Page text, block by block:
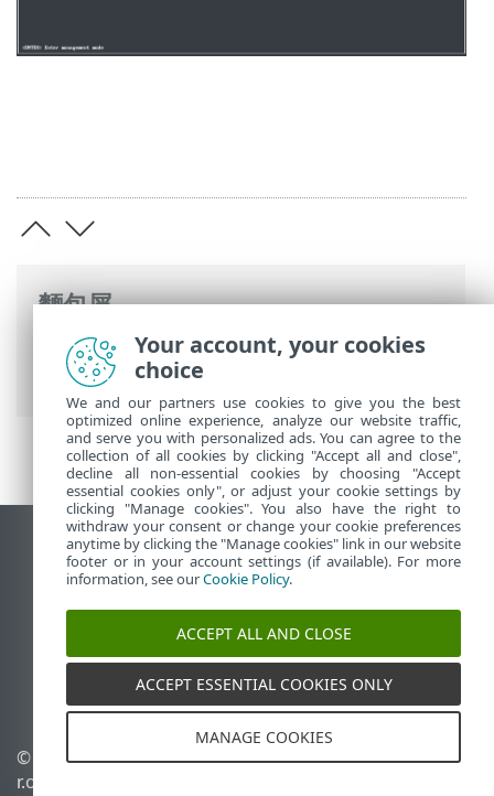
麵包屑
ESET 線上說明>ESET PROTECT On-Prem
部署 ESET PROTECT 虛擬設備
檢視桌面網站
End of Life
ESET 知識庫
ESET Status Portal
地區設定
© 1992 - 2026 ESET, spol. s
r.o. - 保留所有權利。
管理 Cookie
Your account, your cookies
choice
We and our partners use cookies to give you the best
optimized online experience, analyze our website traffic,
and serve you with personalized ads. You can agree to the
collection of all cookies by clicking "Accept all and close",
decline all non-essential cookies by choosing "Accept
essential cookies only", or adjust your cookie settings by
clicking "Manage cookies". You also have the right to
withdraw your consent or change your cookie preferences
anytime by clicking the "Manage cookies" link in our website
footer or in your account settings (if available). For more
information, see ourCookie Policy.
ACCEPT ALL AND CLOSE
ACCEPT ESSENTIAL COOKIES ONLY
MANAGE COOKIES